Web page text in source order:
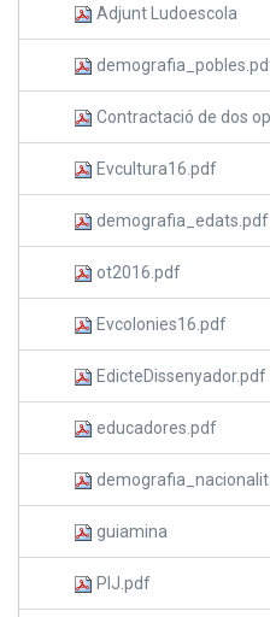
Adjunt Ludoescola
Contractació de dos
Evcultura16.pdf
demografia_edats.pdf
ot2016.pdf
Evcolonies16.pdf
EdicteDissenyador.pdf
educadores.pdf
guiamina
PIJ.pdf